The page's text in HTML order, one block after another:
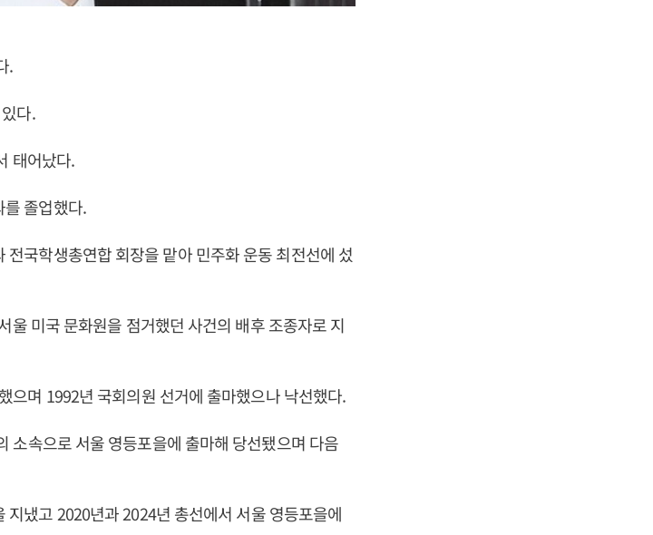
.
다.
태어났다.
졸업했다.
국학생총연합 회장을 맡아 민주화 운동 최전선에 섰
울 미국 문화원을 점거했던 사건의 배후 조종자로 지
으며 1992년 국회의원 선거에 출마했으나 낙선했다.
소속으로 서울 영등포을에 출마해 당선됐으며 다음
냈고 2020년과 2024년 총선에서 서울 영등포을에